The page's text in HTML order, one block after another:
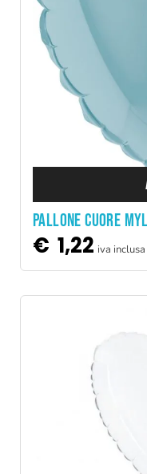
PALLONE CUORE
€ 1,22 iva inclusa